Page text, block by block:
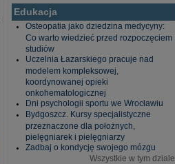
Edukacja
Osteopatia jako dziedzina medycyny:
Co warto wiedzieć przed rozpoczęciem
studiów
Uczelnia Łazarskiego pracuje nad
modelem kompleksowej,
koordynowanej opieki
onkohematologicznej
Dni psychologii sportu we Wrocławiu
Bydgoszcz. Kursy specjalistyczne
przeznaczone dla położnych,
pielęgniarek i pielęgniarzy
Zadbaj o kondycję swojego mózgu
Wszystkie w tym dziale